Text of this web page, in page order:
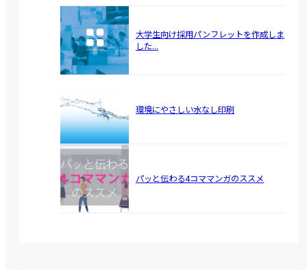
大学生向け採用パンフレットを作成しま
した...
環境にやさしい水なし印刷
パッと伝わる4コママンガのススメ